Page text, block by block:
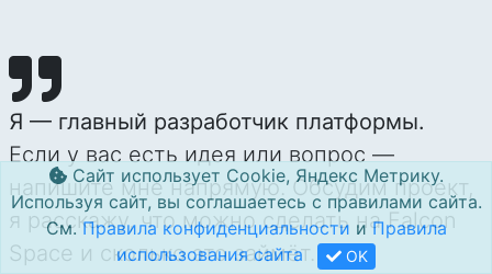
Я — главный разработчик платформы.
Если у вас есть идея или вопрос —
напишите мне напрямую. Обсудим проект,
я расскажу, что можно сделать на Falcon
Space и сколько это займёт.
Сайт использует Cookie, Яндекс Метрику.
Используя сайт, вы соглашаетесь с правилами сайта.
См.Правила конфиденциальности иПравила
использования сайта
OK